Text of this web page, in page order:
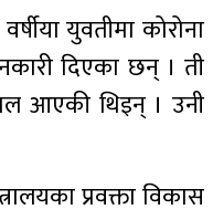
युवतीमा कोरोना
दिएका छन् । ती
आएकी थिइन् । उनी
प्रवक्ता विकास